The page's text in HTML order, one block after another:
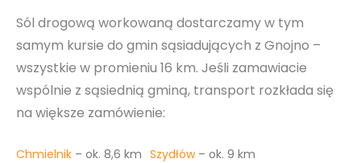
Sól drogową workowaną dostarczamy w tym
samym kursie do gmin sąsiadujących z Gnojno –
wszystkie w promieniu 16 km. Jeśli zamawiacie
wspólnie z sąsiednią gminą, transport rozkłada się
na większe zamówienie:
Chmielnik – ok. 8,6 km Szydłów – ok. 9 km